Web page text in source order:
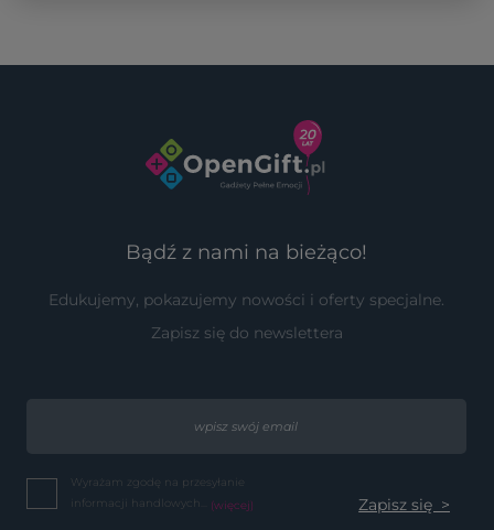
Bądź z nami na bieżąco!
Edukujemy, pokazujemy nowości i oferty specjalne.
Zapisz się do newslettera
Wyrażam zgodę na przesyłanie
informacji handlowych... (więcej)